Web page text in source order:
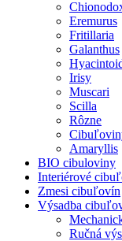
Eremurus
Fritillaria
Galanthus
Irisy
Muscari
Scilla
Rôzne
Amaryllis
BIO cibuloviny
Interiérové
Zmesi cibuľovín
Výsadba
Ručná